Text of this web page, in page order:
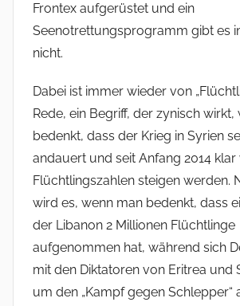
Frontex aufgerüstet und ein
Seenotrettungsprogramm gibt es
nicht.
Dabei ist immer wieder von
Rede, ein Begriff, der zynisch wirkt,
bedenkt, dass der Krieg in Syrien
andauert und seit Anfang 2014 klar
Flüchtlingszahlen steigen werden.
wird es, wenn man bedenkt, dass
der Libanon 2 Millionen Flüchtlinge
aufgenommen hat, während sich
mit den Diktatoren von Eritrea und
um den „Kampf gegen Schlepper“